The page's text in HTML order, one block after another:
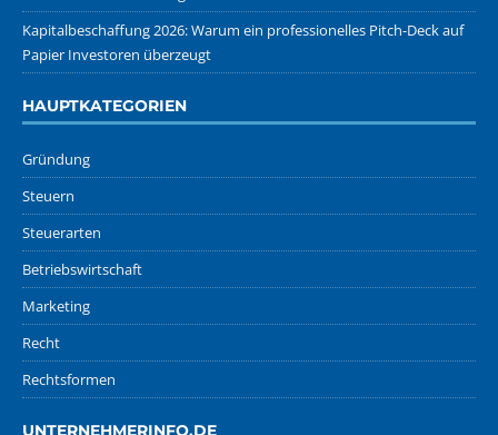
Kapitalbeschaffung 2026: Warum ein professionelles Pitch-Deck auf
Papier Investoren überzeugt
HAUPTKATEGORIEN
Gründung
Steuern
Steuerarten
Betriebswirtschaft
Marketing
Recht
Rechtsformen
UNTERNEHMERINFO.DE